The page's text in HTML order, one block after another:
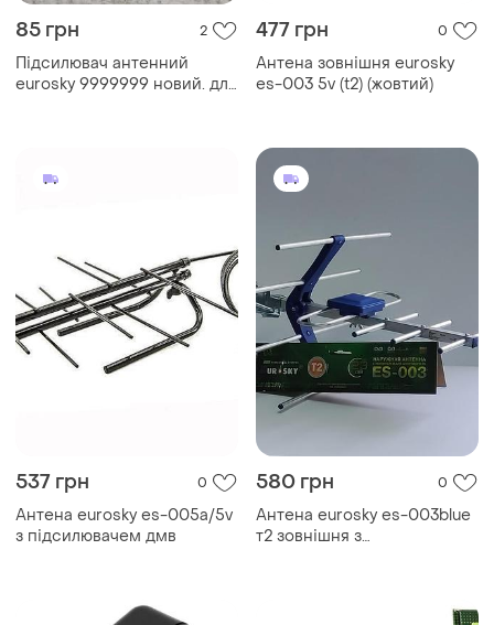
85 грн 2
Підсилювач антенний
eurosky 9999999 новий. для
477 грн 0
Антена зовнішня eurosky
es-003 5v (t2) (жовтий)
537 грн 0
Антена eurosky es-005a/5v
з підсилювачем дмв
580 грн 0
Антена eurosky es-003blue
т2 зовнішня з